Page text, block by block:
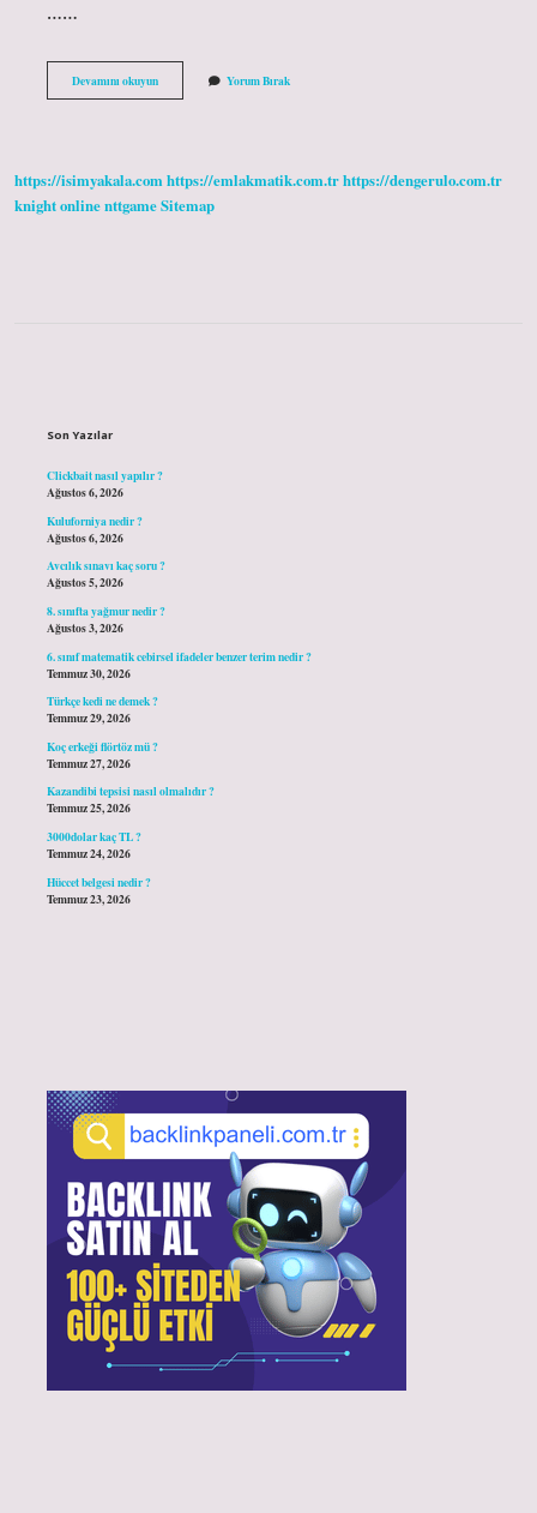
……
Devamını okuyunAlmanyada
En
Yorum Bırak
https://isimyakala.comhttps://emlakmatik.com.trhttps://dengerulo.com.tr
knight onlinenttgameSitemap
Son Yazılar
Clickbait nasıl yapılır ?
Ağustos 6, 2026
Kuluforniya nedir ?
Ağustos 6, 2026
Avcılık sınavı kaç soru ?
Ağustos 5, 2026
8. sınıfta yağmur nedir ?
Ağustos 3, 2026
6. sınıf matematik cebirsel ifadeler benzer terim nedir ?
Temmuz 30, 2026
Türkçe kedi ne demek ?
Temmuz 29, 2026
Koç erkeği flörtöz mü ?
Temmuz 27, 2026
Kazandibi tepsisi nasıl olmalıdır ?
Temmuz 25, 2026
3000dolar kaç TL ?
Temmuz 24, 2026
Hüccet belgesi nedir ?
Temmuz 23, 2026